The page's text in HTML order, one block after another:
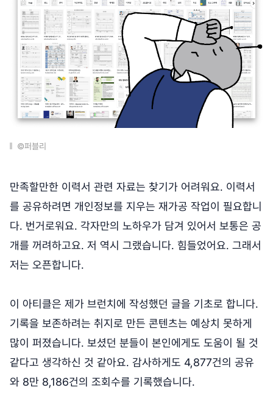
©퍼블리
만족할만한 이력서 관련 자료는 찾기가 어려워요. 이력서
를 공유하려면 개인정보를 지우는 재가공 작업이 필요합니
다. 번거로워요. 각자만의 노하우가 담겨 있어서 보통은 공
개를 꺼려하고요. 저 역시 그랬습니다. 힘들었어요. 그래서
저는 오픈합니다.
이 아티클은 제가 브런치에 작성했던 글을 기초로 합니다.
기록을 보존하려는 취지로 만든 콘텐츠는 예상치 못하게
많이 퍼졌습니다. 보셨던 분들이 본인에게도 도움이 될 것
같다고 생각하신 것 같아요. 감사하게도 4,877건의 공유
와 8만 8,186건의 조회수를 기록했습니다.